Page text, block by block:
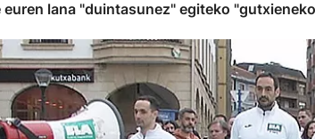
lana "duintasunez" egiteko